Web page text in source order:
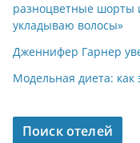
разноцветные шорты
укладываю волосы»
Дженнифер Гарнер
Модельная диета: как
Поиск отелей